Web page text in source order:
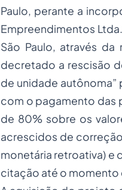
Paulo, perante a
Empreendimentos
São Paulo, através
decretado a rescisão
de unidade
com o pagamento das
de 80% sobre os
acrescidos de
monetária retroativa) e
citação até o momento